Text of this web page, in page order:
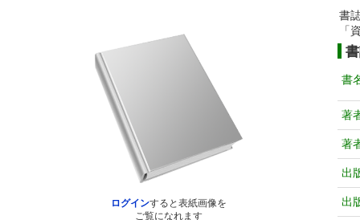
ログインすると表紙画像を
ご覧になれます
書
「
書
著
著
出
出